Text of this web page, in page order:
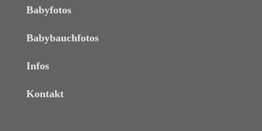
Babyfotos
Babybauchfotos
Infos
Kontakt